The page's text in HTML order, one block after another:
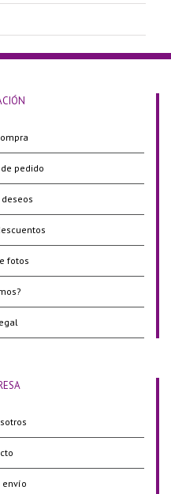
pedido
fotos
envío